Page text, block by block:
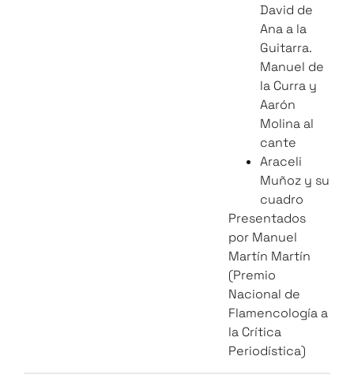
David de
Ana a la
Guitarra.
Manuel de
la Curra y
Aarón
Molina al
cante
Araceli
Muñoz y su
cuadro
Presentados
por Manuel
Martín Martín
(Premio
Nacional de
Flamencología a
la Crítica
Periodística)